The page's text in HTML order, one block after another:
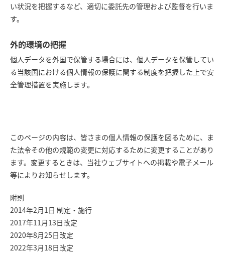
い状況を把握するなど、適切に委託先の管理および監督を行いま
す。
外的環境の把握
個人データを外国で保管する場合には、個人データを保管してい
る当該国における個人情報の保護に関する制度を把握した上で安
全管理措置を実施します。
このページの内容は、皆さまの個人情報の保護を図るために、ま
た法令その他の規範の変更に対応するために変更することがあり
ます。変更するときは、当社ウェブサイトへの掲載や電子メール
等によりお知らせします。
附則
2014年2月1日 制定・施行
2017年11月13日改定
2020年8月25日改定
2022年3月18日改定